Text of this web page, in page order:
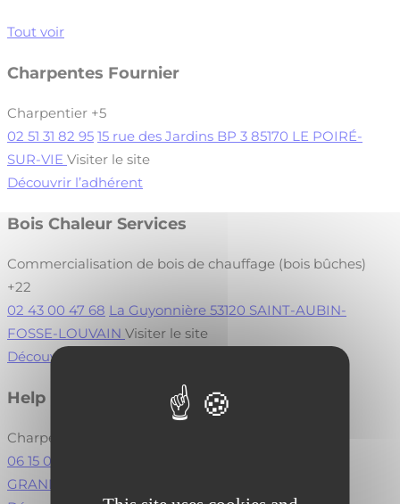
Tout voir
Charpentes Fournier
Charpentier +5
02 51 31 82 95 15 rue des Jardins BP 3 85170 LE POIRÉ-
SUR-VIE Visiter le site
Découvrir l’adhérent
Bois Chaleur Services
Commercialisation de bois de chauffage (bois bûches)
+22
02 43 00 47 68 La Guyonnière 53120 SAINT-AUBIN-
FOSSE-LOUVAIN Visiter le site
Découvrir l’adhérent
Help Bois
Charpentier
06 15 07 87 92
GRANDCHAMPS DES FONTAINES